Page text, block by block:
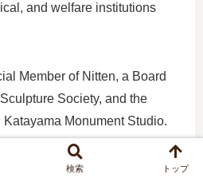
and welfare institutions
Member of Nitten, a Board
Society, and the
Monument Studio.
検索 トップ